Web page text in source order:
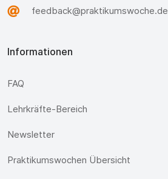
feedback@praktikumswoche.de
Informationen
FAQ
Lehrkräfte-Bereich
Newsletter
Praktikumswochen Übersicht